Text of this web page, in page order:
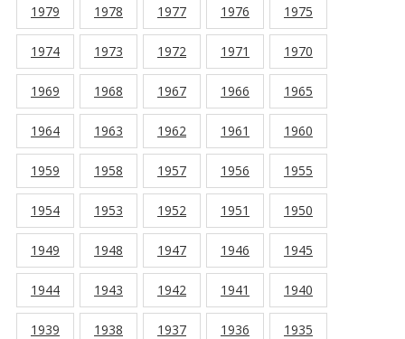
1979 1978 1977 1976 1975
1974 1973 1972 1971 1970
1969 1968 1967 1966 1965
1964 1963 1962 1961 1960
1959 1958 1957 1956 1955
1954 1953 1952 1951 1950
1949 1948 1947 1946 1945
1944 1943 1942 1941 1940
1939 1938 1937 1936 1935